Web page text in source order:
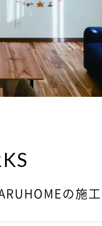
の施